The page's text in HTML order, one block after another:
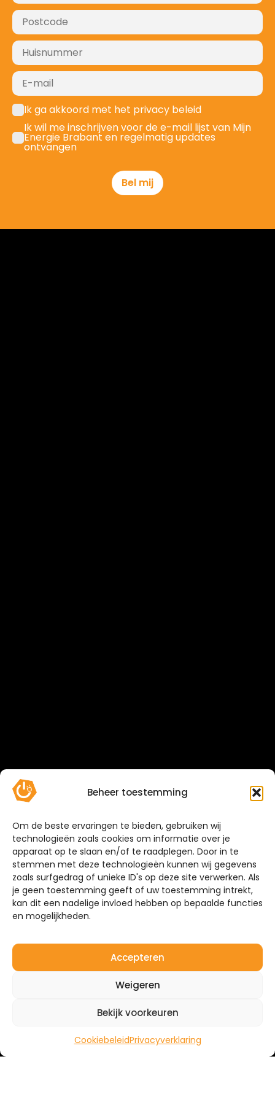
Beheer toestemming
Om de beste ervaringen te bieden, gebruiken wij
technologieën zoals cookies om informatie over je
apparaat op te slaan en/of te raadplegen. Door in te
stemmen met deze technologieën kunnen wij gegevens
zoals surfgedrag of unieke ID's op deze site verwerken. Als
je geen toestemming geeft of uw toestemming intrekt,
kan dit een nadelige invloed hebben op bepaalde functies
en mogelijkheden.
Accepteren
Weigeren
Bekijk voorkeuren
CookiebeleidPrivacyverklaring
Ik ga akkoord met het privacy beleid
Ik wil me inschrijven voor de e-mail lijst van Mijn
Energie Brabant en regelmatig updates
ontvangen
Bel mij